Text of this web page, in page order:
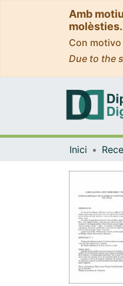
Amb
molèsties.
Con
Due to the
Inici